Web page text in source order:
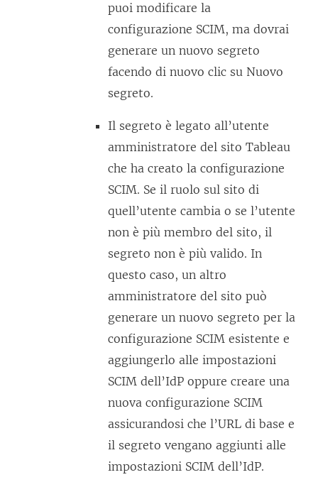
puoi modificare la
configurazione SCIM, ma dovrai
generare un nuovo segreto
facendo di nuovo clic su Nuovo
segreto.
Il segreto è legato all’utente
amministratore del sito Tableau
che ha creato la configurazione
SCIM. Se il ruolo sul sito di
quell’utente cambia o se l’utente
non è più membro del sito, il
segreto non è più valido. In
questo caso, un altro
amministratore del sito può
generare un nuovo segreto per la
configurazione SCIM esistente e
aggiungerlo alle impostazioni
SCIM dell’IdP oppure creare una
nuova configurazione SCIM
assicurandosi che l’URL di base e
il segreto vengano aggiunti alle
impostazioni SCIM dell’IdP.